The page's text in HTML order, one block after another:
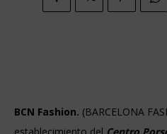
BCN Fashion. (BARCELONA
establecimiento del Centro